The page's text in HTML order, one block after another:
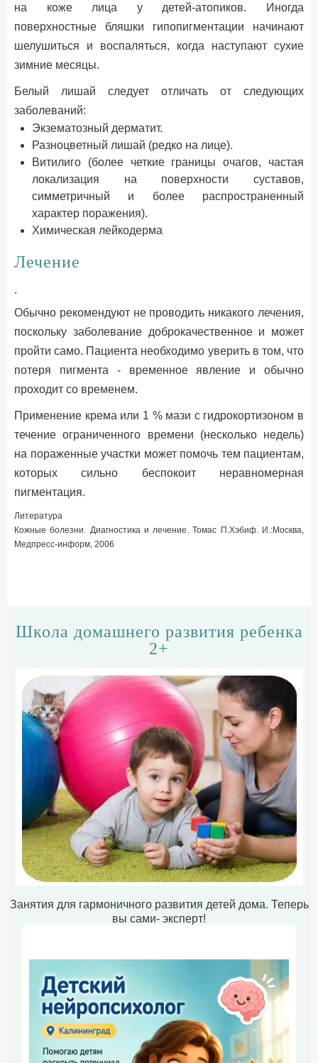
на коже лица у детей-атопиков. Иногда
поверхностные бляшки гипопигментации начинают
шелушиться и воспаляться, когда наступают сухие
зимние месяцы.
Белый лишай следует отличать от следующих
заболеваний:
Экзематозный дерматит.
Разноцветный лишай (редко на лице).
Витилиго (более четкие границы очагов, частая
локализация на поверхности суставов,
симметричный и более распространенный
характер поражения).
Химическая лейкодерма
Лечение
.
Обычно рекомендуют не проводить никакого лечения,
поскольку заболевание доброкачественное и может
пройти само. Пациента необходимо уверить в том, что
потеря пигмента - временное явление и обычно
проходит со временем.
Применение крема или 1 % мази с гидрокортизоном в
течение ограниченного времени (несколько недель)
на пораженные участки может помочь тем пациентам,
которых сильно беспокоит неравномерная
пигментация.
Литература
Кожные болезни. Диагностика и лечение. Томас П.Хэбиф. И.:Москва,
Медпресс-информ, 2006
Школа домашнего развития ребенка
2+
Занятия для гармоничного развития детей дома. Теперь
вы сами- эксперт!